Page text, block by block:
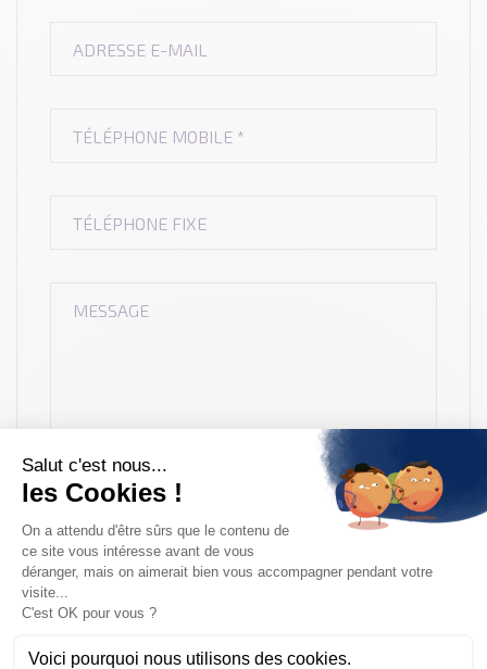
Je souhaite recevoir des informations de la part de
Sud Motors
Je souhaite recevoir des propositions
commerciales despartenaires de Sud Motors
Conformément à la "Loi Informatique et Libertés" du 6 janvier 1978 modifiée,
des données personnelles vous concernant en vous adressant par écrit à :